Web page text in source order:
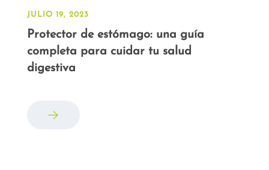
JULIO 19, 2023
Protector de estómago: una guía
completa para cuidar tu salud
digestiva